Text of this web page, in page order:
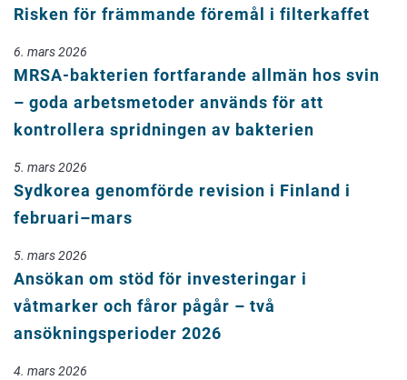
Risken för främmande föremål i filterkaffet
6. mars 2026
MRSA-bakterien fortfarande allmän hos svin
– goda arbetsmetoder används för att
kontrollera spridningen av bakterien
5. mars 2026
Sydkorea genomförde revision i Finland i
februari–mars
5. mars 2026
Ansökan om stöd för investeringar i
våtmarker och fåror pågår – två
ansökningsperioder 2026
4. mars 2026